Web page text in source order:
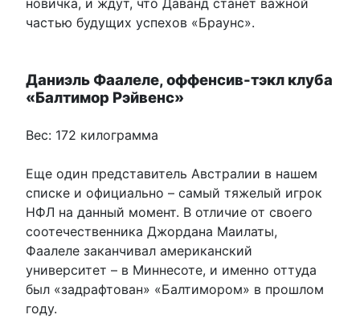
частью будущих успехов «Браунс».
Даниэль Фаалеле, оффенсив-тэкл клуба
«Балтимор Рэйвенс»
Вес: 172 килограмма
Еще один представитель Австралии в нашем
списке и официально – самый тяжелый игрок
НФЛ на данный момент. В отличие от своего
соотечественника Джордана Маилаты,
Фаалеле заканчивал американский
университет – в Миннесоте, и именно оттуда
был «задрафтован» «Балтимором» в прошлом
году.